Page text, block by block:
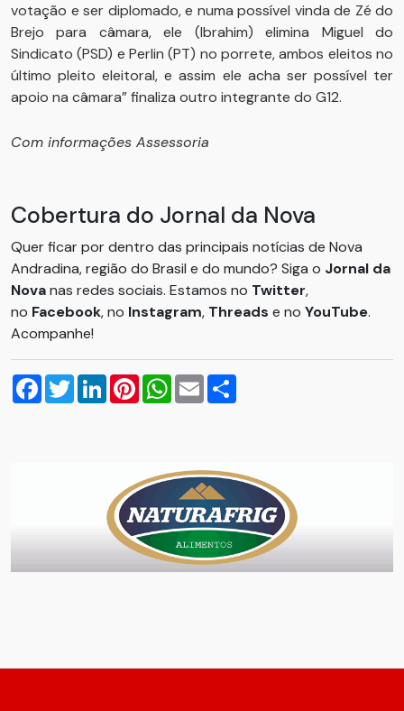
votação e ser diplomado, e numa possível vinda de Zé do
Brejo para câmara, ele (Ibrahim) elimina Miguel do
Sindicato (PSD) e Perlin (PT) no porrete, ambos eleitos no
último pleito eleitoral, e assim ele acha ser possível ter
apoio na câmara” finaliza outro integrante do G12.
Com informações Assessoria
Cobertura do Jornal da Nova
Quer ficar por dentro das principais notícias de Nova
Andradina, região do Brasil e do mundo? Siga o Jornal da
Novanas redes sociais. Estamos no Twitter,
no Facebook, no Instagram, Threads e no YouTube.
Acompanhe!
Facebook
TwitterLinkedInPinterestWhatsApp
Email